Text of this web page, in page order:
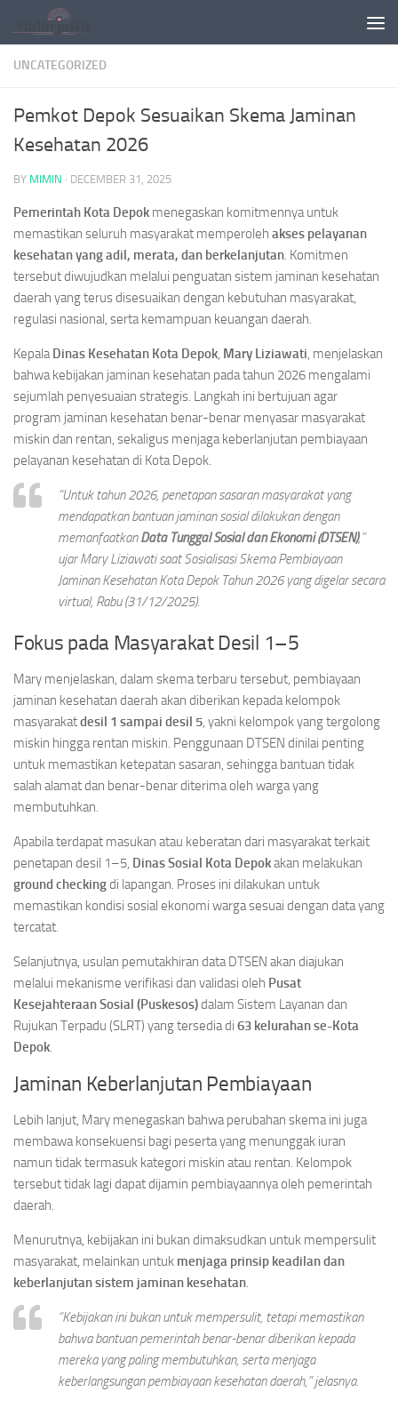
Skip to content
UNCATEGORIZED
Pemkot Depok Sesuaikan Skema Jaminan
Kesehatan 2026
BY MIMIN · DECEMBER 31, 2025
Pemerintah Kota Depok menegaskan komitmennya untuk
memastikan seluruh masyarakat memperoleh akses pelayanan
kesehatan yang adil, merata, dan berkelanjutan. Komitmen
tersebut diwujudkan melalui penguatan sistem jaminan kesehatan
daerah yang terus disesuaikan dengan kebutuhan masyarakat,
regulasi nasional, serta kemampuan keuangan daerah.
KepalaDinas Kesehatan Kota Depok, Mary Liziawati, menjelaskan
bahwa kebijakan jaminan kesehatan pada tahun 2026 mengalami
sejumlah penyesuaian strategis. Langkah ini bertujuan agar
program jaminan kesehatan benar-benar menyasar masyarakat
miskin dan rentan, sekaligus menjaga keberlanjutan pembiayaan
pelayanan kesehatan di Kota Depok.
“Untuk tahun 2026, penetapan sasaran masyarakat yang
mendapatkan bantuan jaminan sosial dilakukan dengan
memanfaatkanData Tunggal Sosial dan Ekonomi (DTSEN),”
ujar Mary Liziawati saat Sosialisasi Skema Pembiayaan
Jaminan Kesehatan Kota Depok Tahun 2026 yang digelar secara
virtual, Rabu (31/12/2025).
Fokus pada Masyarakat Desil 1–5
Mary menjelaskan, dalam skema terbaru tersebut, pembiayaan
jaminan kesehatan daerah akan diberikan kepada kelompok
masyarakatdesil 1 sampai desil 5, yakni kelompok yang tergolong
miskin hingga rentan miskin. Penggunaan DTSEN dinilai penting
untuk memastikan ketepatan sasaran, sehingga bantuan tidak
salah alamat dan benar-benar diterima oleh warga yang
membutuhkan.
Apabila terdapat masukan atau keberatan dari masyarakat terkait
penetapan desil 1–5, Dinas Sosial Kota Depokakan melakukan
ground checkingdi lapangan. Proses ini dilakukan untuk
memastikan kondisi sosial ekonomi warga sesuai dengan data yang
tercatat.
Selanjutnya, usulan pemutakhiran data DTSEN akan diajukan
melalui mekanisme verifikasi dan validasi oleh Pusat
Kesejahteraan Sosial (Puskesos)dalam Sistem Layanan dan
Rujukan Terpadu (SLRT) yang tersedia di 63 kelurahan se-Kota
Depok.
Jaminan Keberlanjutan Pembiayaan
Lebih lanjut, Mary menegaskan bahwa perubahan skema ini juga
membawa konsekuensi bagi peserta yang menunggak iuran
namun tidak termasuk kategori miskin atau rentan. Kelompok
tersebut tidak lagi dapat dijamin pembiayaannya oleh pemerintah
daerah.
Menurutnya, kebijakan ini bukan dimaksudkan untuk mempersulit
masyarakat, melainkan untuk menjaga prinsip keadilan dan
keberlanjutan sistem jaminan kesehatan.
“Kebijakan ini bukan untuk mempersulit, tetapi memastikan
bahwa bantuan pemerintah benar-benar diberikan kepada
mereka yang paling membutuhkan, serta menjaga
keberlangsungan pembiayaan kesehatan daerah,” jelasnya.